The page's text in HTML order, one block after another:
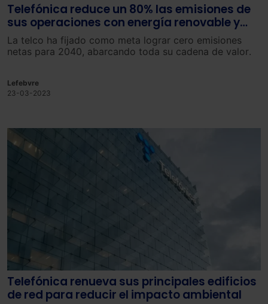
Telefónica reduce un 80% las emisiones de
sus operaciones con energía renovable y
tecnología eficiente
La telco ha fijado como meta lograr cero emisiones
netas para 2040, abarcando toda su cadena de valor.
Lefebvre
23-03-2023
Telefónica renueva sus principales edificios
de red para reducir el impacto ambiental